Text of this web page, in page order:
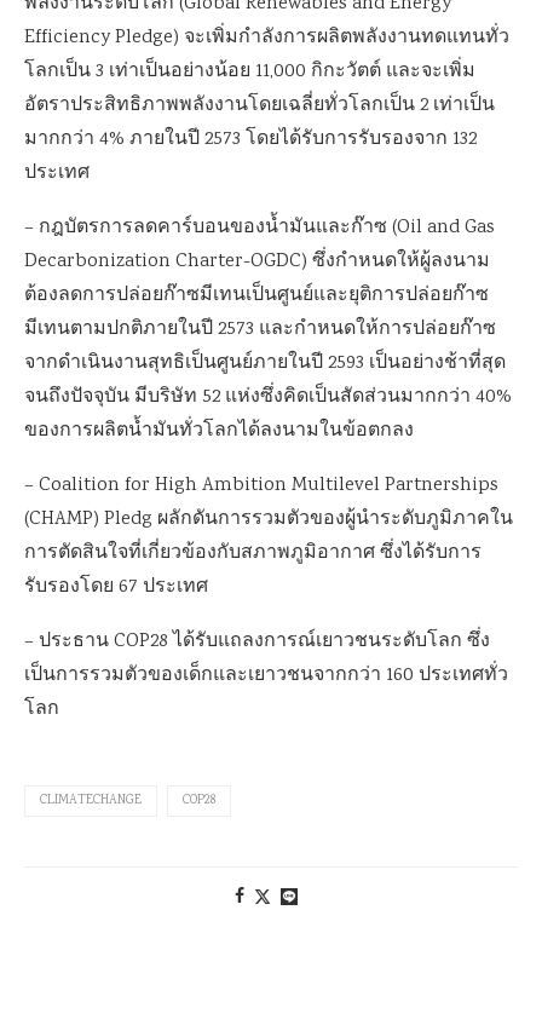
Efficiency Pledge) จะเพิ่มกำลังการผลิตพลังงานทดแทนทั่ว
โลกเป็น 3 เท่าเป็นอย่างน้อย 11,000 กิกะวัตต์ และจะเพิ่ม
อัตราประสิทธิภาพพลังงานโดยเฉลี่ยทั่วโลกเป็น 2 เท่าเป็น
มากกว่า 4% ภายในปี 2573 โดยได้รับการรับรองจาก 132
ประเทศ
– กฎบัตรการลดคาร์บอนของน้ำมันและก๊าซ (Oil and Gas
Decarbonization Charter-OGDC) ซึ่งกำหนดให้ผู้ลงนาม
ต้องลดการปล่อยก๊าซมีเทนเป็นศูนย์และยุติการปล่อยก๊าซ
มีเทนตามปกติภายในปี 2573 และกำหนดให้การปล่อยก๊าซ
จากดำเนินงานสุทธิเป็นศูนย์ภายในปี 2593 เป็นอย่างช้าที่สุด
จนถึงปัจจุบัน มีบริษัท 52 แห่งซึ่งคิดเป็นสัดส่วนมากกว่า 40%
ของการผลิตน้ำมันทั่วโลกได้ลงนามในข้อตกลง
– Coalition for High Ambition Multilevel Partnerships
(CHAMP) Pledg ผลักดันการรวมตัวของผู้นำระดับภูมิภาคใน
การตัดสินใจที่เกี่ยวข้องกับสภาพภูมิอากาศ ซึ่งได้รับการ
รับรองโดย 67 ประเทศ
– ประธาน COP28 ได้รับแถลงการณ์เยาวชนระดับโลก ซึ่ง
เป็นการรวมตัวของเด็กและเยาวชนจากกว่า 160 ประเทศทั่ว
โลก
CLIMATECHANGE COP28